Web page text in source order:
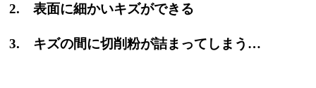
2. 表面に細かいキズができる
3. キズの間に切削粉が詰まってしまう…